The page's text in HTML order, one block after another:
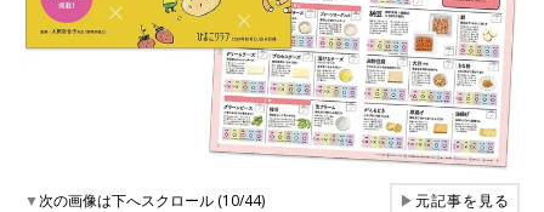
▼次の画像は下へスクロール (10/44) ▶元記事を見る